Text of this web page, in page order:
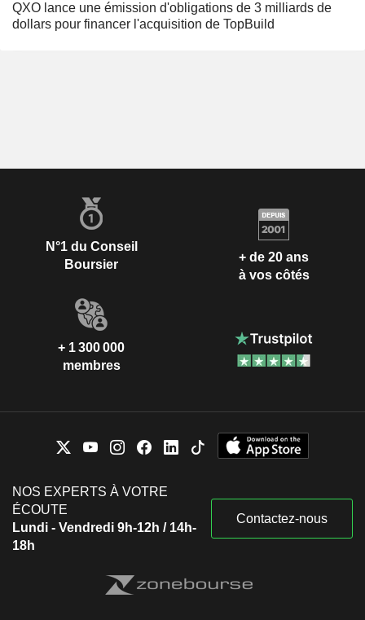
QXO lance une émission d'obligations de 3 milliards de
dollars pour financer l'acquisition de TopBuild
N°1 du Conseil
Boursier
+ de 20 ans
à vos côtés
+ 1 300 000
membres
NOS EXPERTS À VOTRE
ÉCOUTE
Lundi - Vendredi 9h-12h / 14h-
18h
Contactez-nous